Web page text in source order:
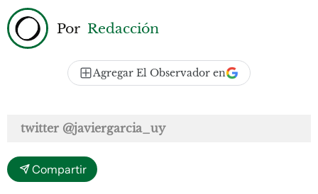
Por Redacción
Agregar El Observador en
twitter @javiergarcia_uy
Compartir